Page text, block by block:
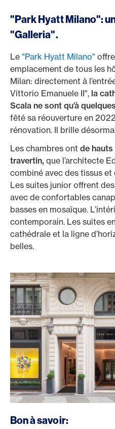
"Park Hyatt Milano":
"Galleria".
Le "Park Hyatt Milano"
emplacement de tous les
Milan: directement à
Vittorio Emanuele II", la
Scala ne sont qu’à
fêté sa réouverture en
rénovation. Il brille
Les chambres ont de
travertin, que l’architecte
combiné avec des tissus et
Les suites junior offrent
avec de confortables
basses en mosaïque.
contemporain. Les suites
cathédrale et la ligne
belles.
Bon à savoir: